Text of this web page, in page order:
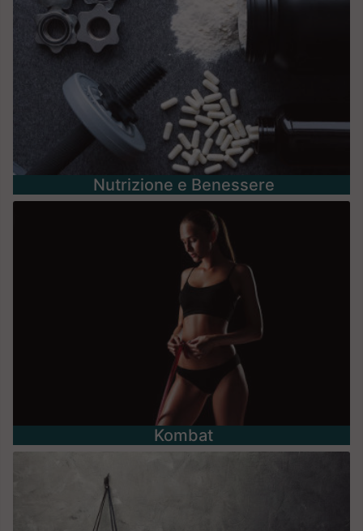
Nutrizione e Benessere
Kombat